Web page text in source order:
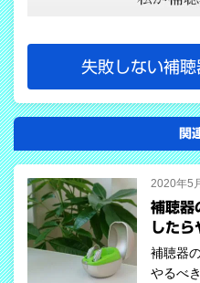
失敗しない補聴
関
2020年5
補聴器
したら
補聴器
やるべ